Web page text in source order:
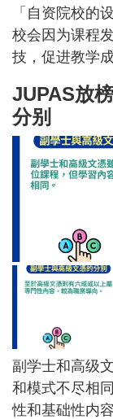
「自资院校的
校会因为课程
技，促进教学成
JUPAS放
分别
副学士和高级
和模式不尽相
性和基础性内